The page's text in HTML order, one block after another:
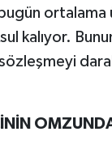
kalıyor.